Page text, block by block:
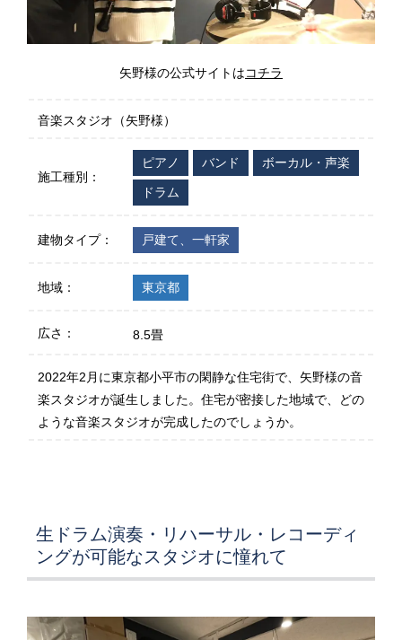
矢野様の公式サイトはコチラ
音楽スタジオ（矢野様）
施工種別：
ピアノ バンド ボーカル・声楽
ドラム
建物タイプ： 戸建て、一軒家
地域： 東京都
広さ： 8.5畳
2022年2月に東京都小平市の閑静な住宅街で、矢野様の音
楽スタジオが誕生しました。住宅が密接した地域で、どの
ような音楽スタジオが完成したのでしょうか。
生ドラム演奏・リハーサル・レコーディ
ングが可能なスタジオに憧れて